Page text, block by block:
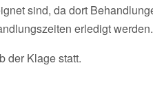
sind, da dort
erledigt werden.
der Klage statt.